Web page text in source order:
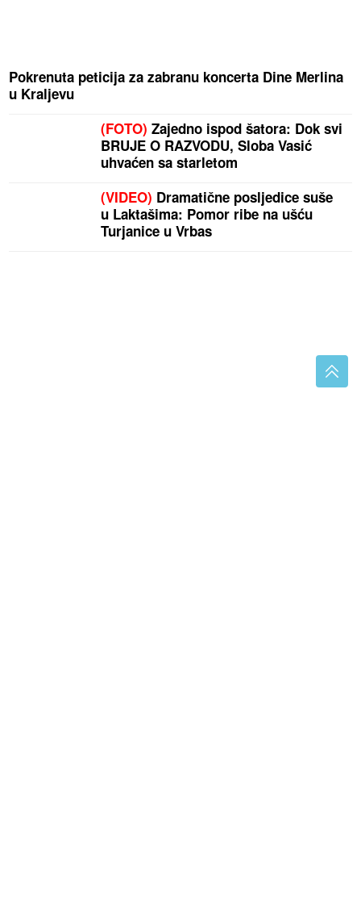
Pokrenuta peticija za zabranu koncerta Dine Merlina
u Kraljevu
(FOTO) Zajedno ispod šatora: Dok svi
BRUJE O RAZVODU, Sloba Vasić
uhvaćen sa starletom
(VIDEO) Dramatične posljedice suše
u Laktašima: Pomor ribe na ušću
Turjanice u Vrbas